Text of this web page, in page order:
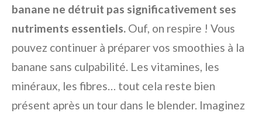
banane ne détruit pas significativement ses
nutriments essentiels. Ouf, on respire ! Vous
pouvez continuer à préparer vos smoothies à la
banane sans culpabilité. Les vitamines, les
minéraux, les fibres… tout cela reste bien
présent après un tour dans le blender. Imaginez